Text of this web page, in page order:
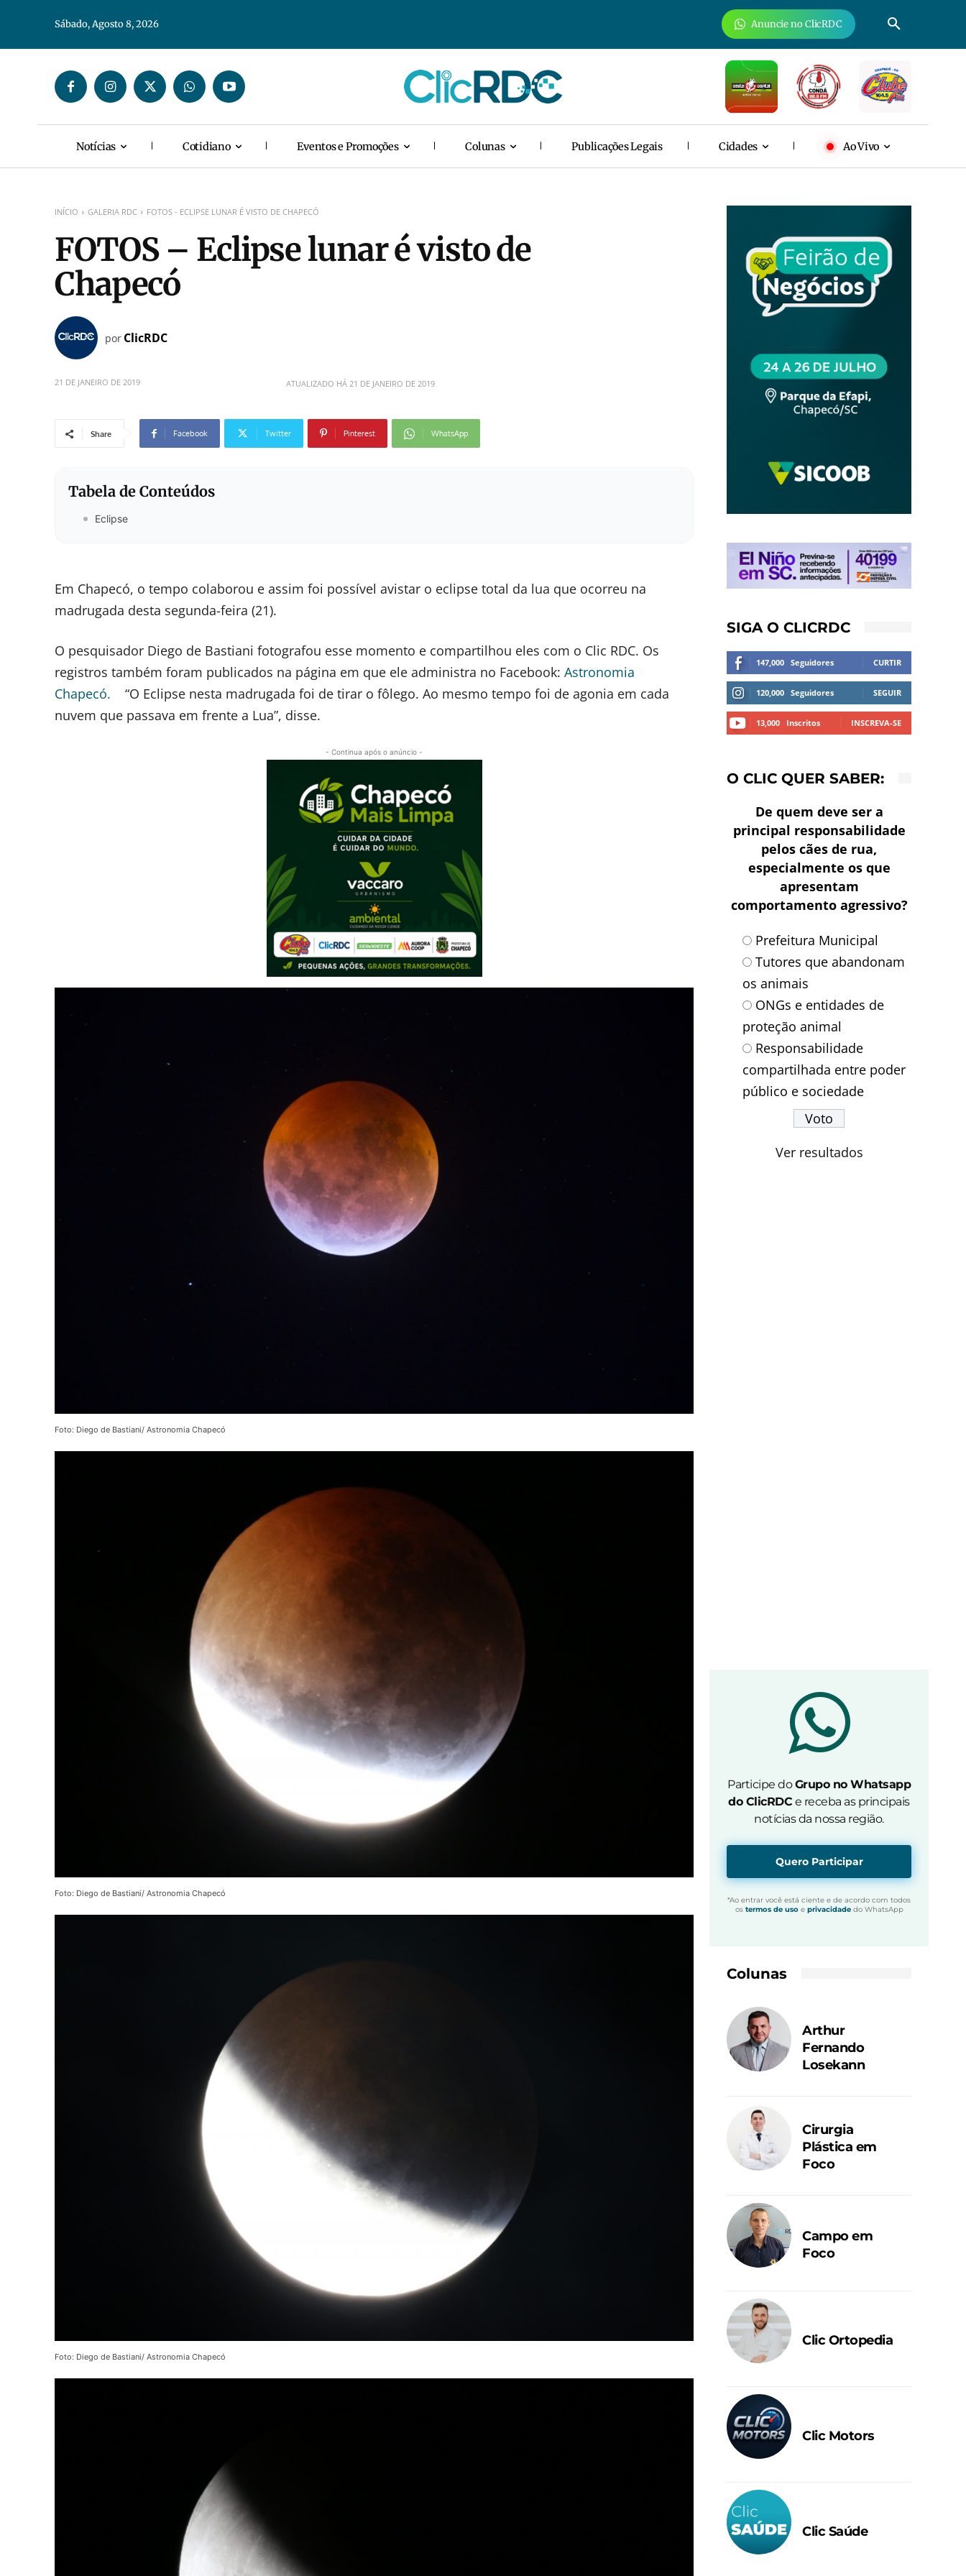
Sábado, Agosto 8, 2026 Anuncie no ClicRDC
Notícias Cotidiano Eventos e Promoções Colunas Publicações Legais Cidades Ao Vivo
INÍCIO GALERIA RDC FOTOS - ECLIPSE LUNAR É VISTO DE CHAPECÓ
FOTOS – Eclipse lunar é visto de
Chapecó
por ClicRDC
21 DE JANEIRO DE 2019 ATUALIZADO HÁ 21 DE JANEIRO DE 2019
Share Facebook Twitter Pinterest WhatsApp
Tabela de Conteúdos
Eclipse
Em Chapecó, o tempo colaborou e assim foi possível avistar o eclipse total da lua que ocorreu na
madrugada desta segunda-feira (21).
O pesquisador Diego de Bastiani fotografou esse momento e compartilhou eles com o Clic RDC. Os
registros também foram publicados na página em que ele administra no Facebook: Astronomia
Chapecó. “O Eclipse nesta madrugada foi de tirar o fôlego. Ao mesmo tempo foi de agonia em cada
nuvem que passava em frente a Lua”, disse.
- Continua após o anúncio -
Foto: Diego de Bastiani/ Astronomia Chapecó
Foto: Diego de Bastiani/ Astronomia Chapecó
Foto: Diego de Bastiani/ Astronomia Chapecó
SIGA O CLICRDC
147,000 Seguidores CURTIR
120,000 Seguidores SEGUIR
13,000 Inscritos INSCREVA-SE
O CLIC QUER SABER:
De quem deve ser a
principal responsabilidade
pelos cães de rua,
especialmente os que
apresentam
comportamento agressivo?
Prefeitura Municipal
Tutores que abandonam
os animais
ONGs e entidades de
proteção animal
Responsabilidade
compartilhada entre poder
público e sociedade
Ver resultados
Participe doGrupo no Whatsapp
do ClicRDC e receba as principais
notícias da nossa região.
Quero Participar
*Ao entrar você está ciente e de acordo com todos
os termos de usoe privacidadedo WhatsApp
Colunas
Arthur
Fernando
Losekann
Cirurgia
Plástica em
Foco
Campo em
Foco
Clic Ortopedia
Clic Motors
Clic Saúde